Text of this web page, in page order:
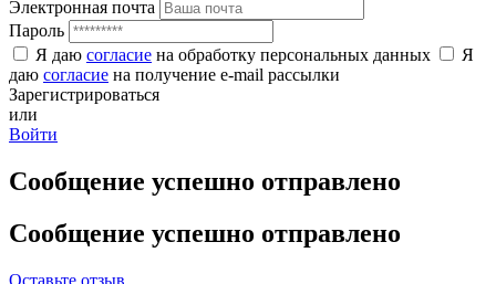
Электронная почта
Пароль
Я даю согласие на обработку персональных данных
Я
даю согласие на получение e-mail рассылки
Зарегистрироваться
или
Войти
Сообщение успешно отправлено
Сообщение успешно отправлено
Оставьте отзыв